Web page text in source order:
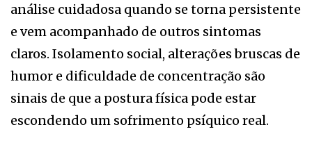
análise cuidadosa quando se torna persistente
e vem acompanhado de outros sintomas
claros. Isolamento social, alterações bruscas de
humor e dificuldade de concentração são
sinais de que a postura física pode estar
escondendo um sofrimento psíquico real.